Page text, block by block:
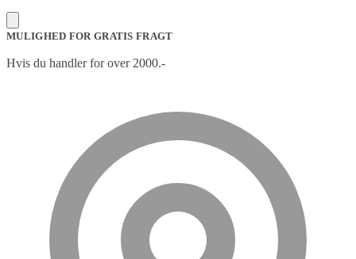
MULIGHED FOR GRATIS FRAGT
Hvis du handler for over 2000.-